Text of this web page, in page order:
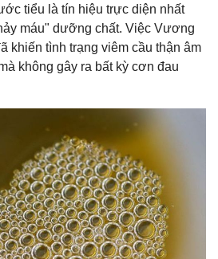
tiểu là tín hiệu trực diện nhất
máu" dưỡng chất. Việc Vương
khiến tình trạng viêm cầu thận âm
không gây ra bất kỳ cơn đau